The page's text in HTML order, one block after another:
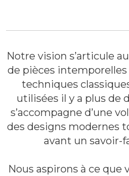
Notre vision s’articule
de pièces
techniques
utilisées il y a plus de
s’accompagne d’une
des designs modernes
avant un savoir-
Nous aspirons à ce